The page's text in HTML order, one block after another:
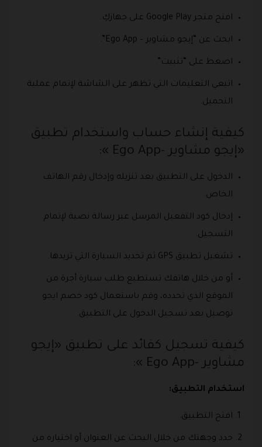
افتح متجر Google Play على جهازكِ.
ابحث عن “إيجو مشاوير – Ego App”.
اضغط على “تثبيت”.
اتبعي التعليمات التي تظهر على الشاشة لإتمام عملية
التحميل.
كيفية إنشاء حساب واستخدام تطبيق
«إيجو مشاوير -Ego App »:
الدخول على التطبيق بعد تنزيله وإدخال رقم الهاتف
الخاص.
إدخال كود التفعيل المرسل عبر رسالة نصية لإتمام
التسجيل.
تشغيل تطبيق GPS ثم تحديد السيارة التي تريدها.
أو من خلال هاتفك تستطيع طلب سيارة أجرة من
الموقع الذي تحدده، وقم باستعمال كود خصم ايجو
توصيل بعد تسجيل الدخول على التطبيق.
كيفية تسجيل كقائد على تطبيق «إيجو
مشاوير -Ego App »:
استخدام التطبيق:
افتح التطبيق.
حدد وجهتك من خلال البحث عن العنوان أو اختياره من